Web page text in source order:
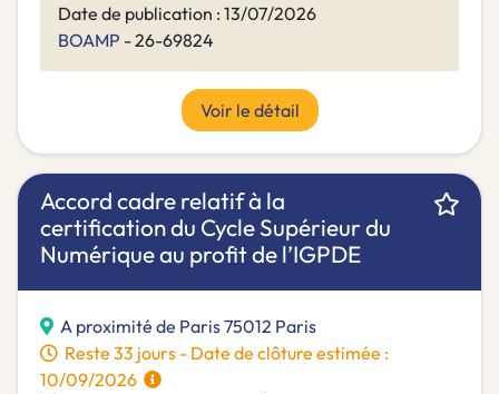
Date de publication : 13/07/2026
BOAMP - 26-69824
Voir le détail
Accord cadre relatif à la
certification du Cycle Supérieur du
Numérique au profit de l’IGPDE
A proximité de Paris 75012 Paris
Reste 33 jours - Date de clôture estimée :
10/09/2026